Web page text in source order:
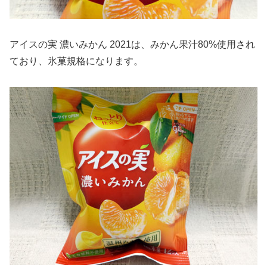
アイスの実 濃いみかん 2021は、みかん果汁80%使用され
ており、氷菓規格になります。